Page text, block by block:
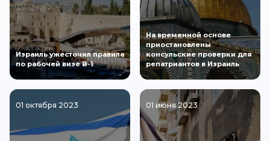
Израиль ужесточил правила
по рабочей визе B-1
На временной основе
приостановлены
консульские проверки для
репатриантов в Израиль
01 октября 2023 01 июня 2023